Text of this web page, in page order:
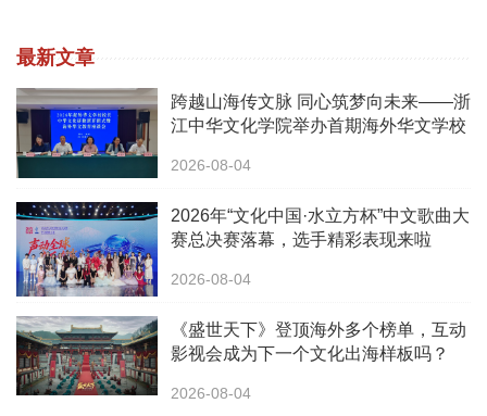
最新文章
跨越山海传文脉 同心筑梦向未来——浙
江中华文化学院举办首期海外华文学校
2026-08-04
2026年“文化中国·水立方杯”中文歌曲大
赛总决赛落幕，选手精彩表现来啦
2026-08-04
《盛世天下》登顶海外多个榜单，互动
影视会成为下一个文化出海样板吗？
2026-08-04